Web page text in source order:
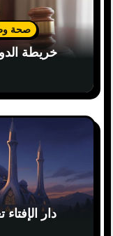
صحة
خريطة
دار